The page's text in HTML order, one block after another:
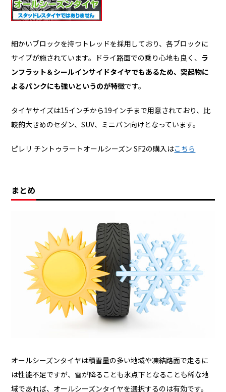
細かいブロックを持つトレッドを採用しており、各ブロックに
サイプが施されています。ドライ路面での乗り心地も良く、 ラ
ンフラット＆シールインサイドタイヤでもあるため、突起物に
よるパンクにも強いというのが特徴です。
タイヤサイズは15インチから19インチまで用意されており、比
較的大きめのセダン、SUV、ミニバン向けとなっています。
ピレリ チントゥラートオールシーズン SF2の購入はこちら
まとめ
オールシーズンタイヤは積雪量の多い地域や凍結路面で走るに
は性能不足ですが、雪が降ることも氷点下となることも稀な地
域であれば、オールシーズンタイヤを選択するのは有効です。